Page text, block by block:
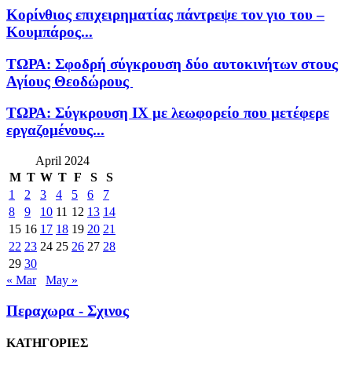
Κορίνθιος επιχειρηματίας πάντρεψε τον γιο του –
Κουμπάρος...
ΤΩΡΑ: Σφοδρή σύγκρουση δύο αυτοκινήτων στους
Αγίους Θεοδώρους
ΤΩΡΑ: Σύγκρουση ΙΧ με λεωφορείο που μετέφερε
εργαζομένους...
April 2024
M T W T F S
S
1
2 3 4 5 6
7
8
9 10 11 12 13 14
15 16 17 18 19 20 21
22 23 24 25 26 27 28
29 30
« Mar
May »
Περαχωρα - Σχινος
ΚΑΤΗΓΟΡΙΕΣ